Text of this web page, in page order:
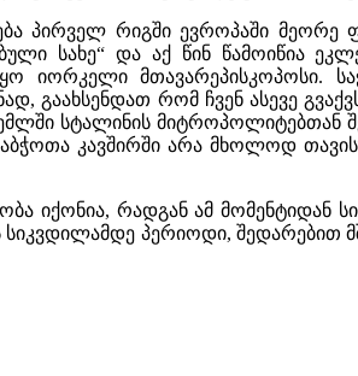
პირველ რიგში ევროპაში მეორე
სახე“ და აქ წინ წამოიწია
იორკელი მთავარეპისკოპოსი.
,გაახსენდათ რომ ჩვენ ასევე
სტალინის მიტროპოლიტებთან
კავშირში არა მხოლოდ
იქონია, რადგან ამ მომენტიდან
სიკვდილამდე პერიოდი, შედარებით